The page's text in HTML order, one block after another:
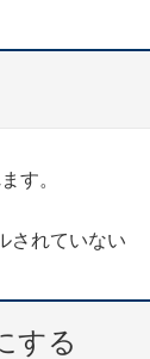
す。
されていない
する